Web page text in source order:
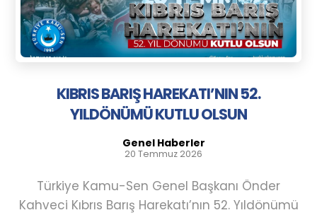
KIBRIS BARIŞ HAREKATI’NIN 52.
YILDÖNÜMÜ KUTLU OLSUN
Genel Haberler
20 Temmuz 2026
Türkiye Kamu-Sen Genel Başkanı Önder
Kahveci Kıbrıs Barış Harekatı’nın 52. Yıldönümü